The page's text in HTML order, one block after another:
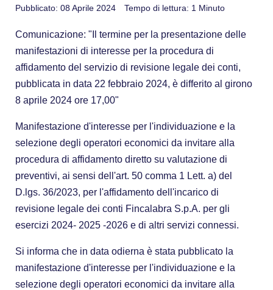
Pubblicato: 08 Aprile 2024 Tempo di lettura: 1 Minuto
Comunicazione: "Il termine per la presentazione delle
manifestazioni di interesse per la procedura di
affidamento del servizio di revisione legale dei conti,
pubblicata in data 22 febbraio 2024, è differito al girono
8 aprile 2024 ore 17,00"
Manifestazione d'interesse per l'individuazione e la
selezione degli operatori economici da invitare alla
procedura di affidamento diretto su valutazione di
preventivi, ai sensi dell'art. 50 comma 1 Lett. a) del
D.lgs. 36/2023, per l'affidamento dell'incarico di
revisione legale dei conti Fincalabra S.p.A. per gli
esercizi 2024- 2025 -2026 e di altri servizi connessi.
Si informa che in data odierna è stata pubblicato la
manifestazione d'interesse per l'individuazione e la
selezione degli operatori economici da invitare alla